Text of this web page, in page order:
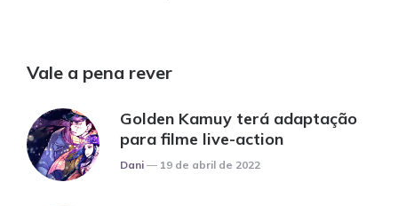
Vale a pena rever
Golden Kamuy terá adaptação
para filme live-action
Posted
Dani 19 de abril de 2022